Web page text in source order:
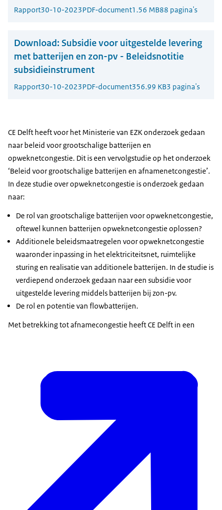
Rapport30-10-2023PDF-document1.56 MB88 pagina's
Download: Subsidie voor uitgestelde levering
met batterijen en zon-pv - Beleidsnotitie
subsidieinstrument
Rapport30-10-2023PDF-document356.99 KB3 pagina's
CE Delft heeft voor het Ministerie van EZK onderzoek gedaan
naar beleid voor grootschalige batterijen en
opweknetcongestie. Dit is een vervolgstudie op het onderzoek
‘Beleid voor grootschalige batterijen en afnamenetcongestie’.
In deze studie over opweknetcongestie is onderzoek gedaan
naar:
De rol van grootschalige batterijen voor opweknetcongestie,
oftewel kunnen batterijen opweknetcongestie oplossen?
Additionele beleidsmaatregelen voor opweknetcongestie
waaronder inpassing in het elektriciteitsnet, ruimtelijke
sturing en realisatie van additionele batterijen. In de studie is
verdiepend onderzoek gedaan naar een subsidie voor
uitgestelde levering middels batterijen bij zon-pv.
De rol en potentie van flowbatterijen.
Met betrekking tot afnamecongestie heeft CE Delft in een